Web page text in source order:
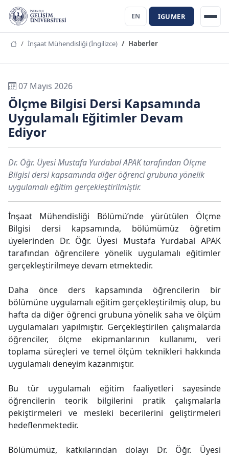
EN IGUMER
İnşaat Mühendisliği (İngilizce) Haberler
07 Mayıs 2026
Ölçme Bilgisi Dersi Kapsamında
Uygulamalı Eğitimler Devam
Ediyor
Dr. Öğr. Üyesi Mustafa Yurdabal APAK tarafından Ölçme
Bilgisi dersi kapsamında diğer öğrenci grubuna yönelik
uygulamalı eğitim gerçekleştirilmiştir.
İnşaat Mühendisliği Bölümü’nde yürütülen Ölçme
Bilgisi dersi kapsamında, bölümümüz öğretim
üyelerinden Dr. Öğr. Üyesi Mustafa Yurdabal APAK
tarafından öğrencilere yönelik uygulamalı eğitimler
gerçekleştirilmeye devam etmektedir.
Daha önce ders kapsamında öğrencilerin bir
bölümüne uygulamalı eğitim gerçekleştirilmiş olup, bu
hafta da diğer öğrenci grubuna yönelik saha ve ölçüm
uygulamaları yapılmıştır. Gerçekleştirilen çalışmalarda
öğrenciler, ölçme ekipmanlarının kullanımı, veri
toplama süreçleri ve temel ölçüm teknikleri hakkında
uygulamalı deneyim kazanmıştır.
Bu tür uygulamalı eğitim faaliyetleri sayesinde
öğrencilerin teorik bilgilerini pratik çalışmalarla
pekiştirmeleri ve mesleki becerilerini geliştirmeleri
hedeflenmektedir.
Bölümümüz, katkılarından dolayı Dr. Öğr. Üyesi